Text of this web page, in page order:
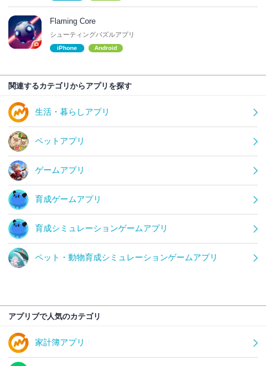
Flaming Core
シューティングパズルアプリ
iPhone Android
関連するカテゴリからアプリを探す
生活・暮らしアプリ
ペットアプリ
ゲームアプリ
育成ゲームアプリ
育成シミュレーションゲームアプリ
ペット・動物育成シミュレーションゲームアプリ
アプリブで人気のカテゴリ
家計簿アプリ